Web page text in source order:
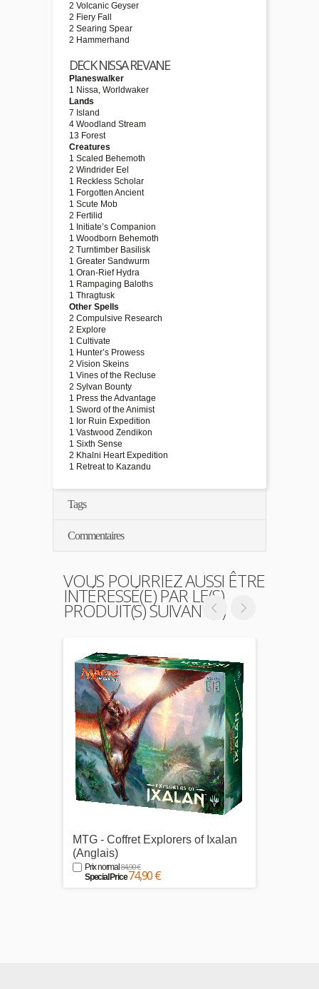
2 Volcanic Geyser
2 Fiery Fall
2 Searing Spear
2 Hammerhand
DECK NISSA REVANE
Planeswalker
1 Nissa, Worldwaker
Lands
7 Island
4 Woodland Stream
13 Forest
Creatures
1 Scaled Behemoth
2 Windrider Eel
1 Reckless Scholar
1 Forgotten Ancient
1 Scute Mob
2 Fertilid
1 Initiate’s Companion
1 Woodborn Behemoth
2 Turntimber Basilisk
1 Greater Sandwurm
1 Oran-Rief Hydra
1 Rampaging Baloths
1 Thragtusk
Other Spells
2 Compulsive Research
2 Explore
1 Cultivate
1 Hunter’s Prowess
2 Vision Skeins
1 Vines of the Recluse
2 Sylvan Bounty
1 Press the Advantage
1 Sword of the Animist
1 Ior Ruin Expedition
1 Vastwood Zendikon
1 Sixth Sense
2 Khalni Heart Expedition
1 Retreat to Kazandu
Tags
Commentaires
VOUS POURRIEZ AUSSI ÊTRE
INTÉRESSÉ(E) PAR LE(S)
PRODUIT(S) SUIVANT(S)
MTG - Coffret Explorers of Ixalan
(Anglais)
Prix normal84,90 €
Special Price74,90 €